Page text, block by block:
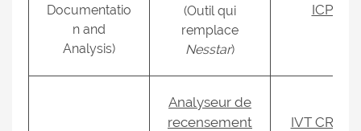
Documentatio
n and
Analysis)
(Outil qui
remplace
Nesstar)
ICPSR
Analyseur de
recensement
IVT